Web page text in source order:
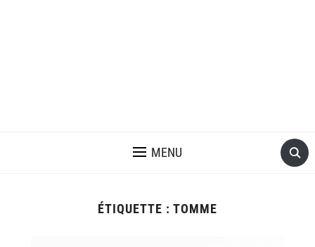
MENU
ÉTIQUETTE : TOMME